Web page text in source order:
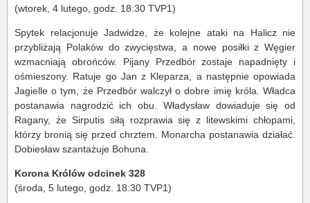
(wtorek, 4 lutego, godz. 18:30 TVP1)
Spytek relacjonuje Jadwidze, że kolejne ataki na Halicz nie
przybliżają Polaków do zwycięstwa, a nowe posiłki z Węgier
wzmacniają obrońców. Pijany Przedbór zostaje napadnięty i
ośmieszony. Ratuje go Jan z Kleparza, a następnie opowiada
Jagielle o tym, że Przedbór walczył o dobre imię króla. Władca
postanawia nagrodzić ich obu. Władysław dowiaduje się od
Ragany, że Sirputis siłą rozprawia się z litewskimi chłopami,
którzy bronią się przed chrztem. Monarcha postanawia działać.
Dobiesław szantażuje Bohuna.
Korona Królów odcinek 328
(środa, 5 lutego, godz. 18:30 TVP1)